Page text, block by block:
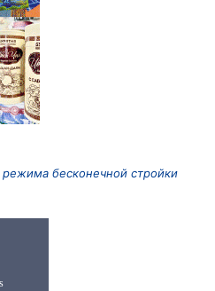
бесконечной стройки